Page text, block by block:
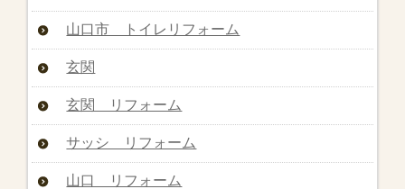
山口市 トイレリフォーム
玄関
玄関 リフォーム
サッシ リフォーム
山口 リフォーム